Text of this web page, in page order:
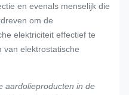
en evenals menselijk die
om de
elektriciteit effectief te
van elektrostatische
aardolieproducten in de